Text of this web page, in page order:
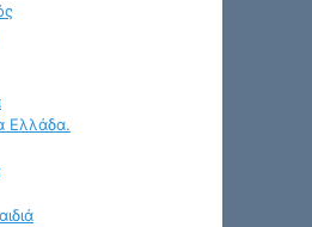
Ελλάδα.